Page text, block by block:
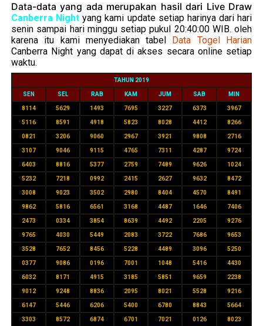
Data-data yang ada merupakan hasil dari Live Draw
Canberra Night yang kami update setiap harinya dari hari
senin sampai hari minggu setiap pukul 20:40:00 WIB. oleh
karena itu kami menyediakan tabel
Data Togel Harian
Canberra Night yang dapat di akses secara online setiap
waktu.
TAHUN 2019
SEN SEL RAB KAM JUM SAB MIN
8114 5629 1493 7695 3227 6373 3967
5116 8591 4918 5823 8028 4412 8266
0821 3206 9060 2967 3921 9808 2716
3107 9046 9115 4765 7311 4287 9724
6403 8816 5377 2759 7489 9626 1024
5232 7218 0992 2415 2627 9632 8472
3008 9023 3502 2980 8404 4570 8491
9862 5816 6561 3168 4487 1646 7406
2473 0334 3854 8639 4492 2205 9276
9765 4030 5449 2083 3722 7686 9653
3528 7652 8456 5228 4489 3096 5250
0377 9086 0196 7001 1048 5416 4430
6032 8171 4915 3185 5851 9659 2238
9012 9248 8836 2095 8021 5528 9216
6147 5446 6206 5400 6780 8843 5664
3303 8572 6874 6701 7021 0126 8023